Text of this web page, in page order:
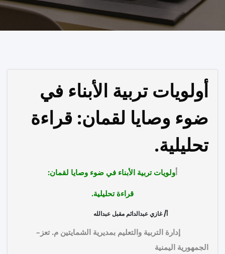
أولويات تربية الأبناء في
ضوء وصايا لقمان: قراءة
تحليلية.
ولويات تربية الأبناء في ضوء وصايا لقمان:
قراءة تحليلية.
غازي عبدالدائم مقبل عبدالله
إدارة التربية والتعليم بمديرية الشمايتين م. تعز–
الجمهورية اليمنية